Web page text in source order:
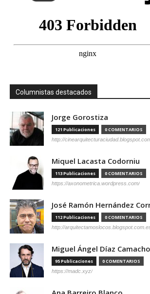
Columnistas destacados
Jorge Gorostiza
121 Publicaciones 0 COMENTARIOS
http://
Miquel Lacasta Codorniu
113 Publicaciones 0 COMENTARIOS
https://axonometrica.wordpress.com/
José Ramón Hernández
112 Publicaciones 0 COMENTARIOS
http://
Miguel Ángel Díaz Camacho
95 Publicaciones 0 COMENTARIOS
https://madc.xyz/